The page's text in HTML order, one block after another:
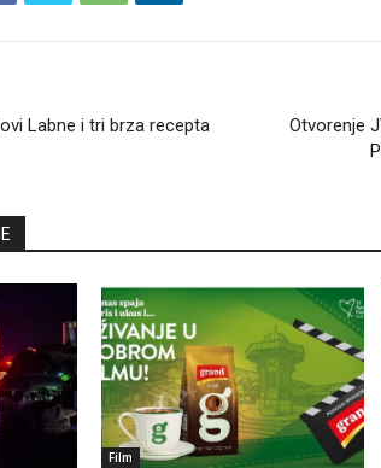
Labne i tri brza recepta
Otvorenje
Film